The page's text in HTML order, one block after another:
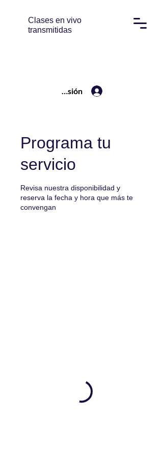
Clases en vivo
transmitidas
Iniciar sesión
Programa tu
servicio
Revisa nuestra disponibilidad y
reserva la fecha y hora que más te
convengan